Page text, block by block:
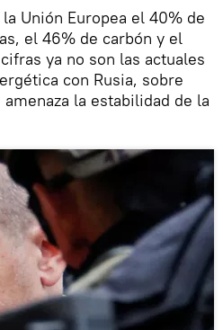
la Unión Europea el 40% de
el 46% de carbón y el
ya no son las actuales
con Rusia, sobre
la estabilidad de la